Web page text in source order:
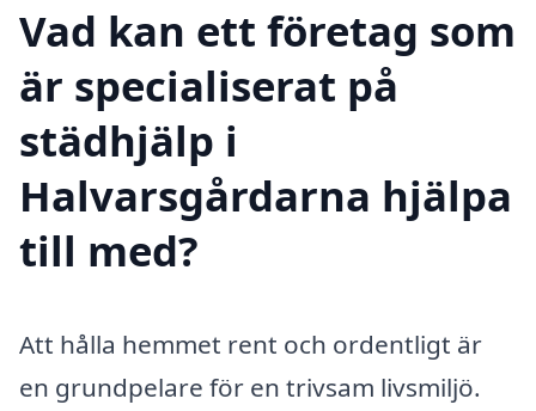
Vad kan ett företag som
är specialiserat på
städhjälp i
Halvarsgårdarna hjälpa
till med?
Att hålla hemmet rent och ordentligt är
en grundpelare för en trivsam livsmiljö.